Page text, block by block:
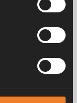
1966, en
cars et les